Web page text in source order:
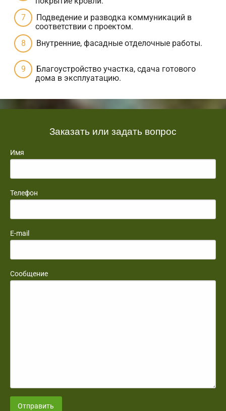
Подведение и разводка коммуникаций в
соответствии с проектом.
Внутренние, фасадные отделочные работы.
Благоустройство участка, сдача готового
дома в эксплуатацию.
Заказать или задать вопрос
Имя
Телефон
E-mail
Сообщение
Отправить